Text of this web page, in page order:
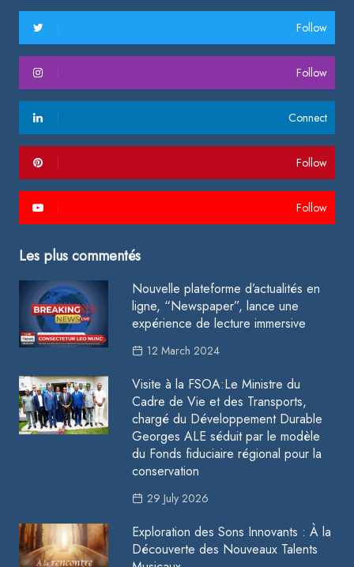
Follow
Follow
Connect
Follow
Follow
Les plus commentés
Nouvelle plateforme d’actualités en
ligne, “Newspaper”, lance une
expérience de lecture immersive
12 March 2024
Visite à la FSOA:Le Ministre du
Cadre de Vie et des Transports,
chargé du Développement Durable
Georges ALE séduit par le modèle
du Fonds fiduciaire régional pour la
conservation
29 July 2026
Exploration des Sons Innovants : À la
Découverte des Nouveaux Talents